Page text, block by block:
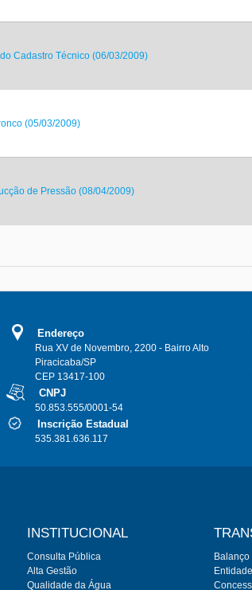
Cadastro Técnico (06/03/2009)
(05/03/2009)
de Pressão (08/04/2009)
Endereço
Rua XV de Novembro, 2200 - Bairro Alto
Piracicaba/SP
CEP 13417-100
CNPJ
50.853.555/0001-54
Inscrição Estadual
535.381.636.117
Balanço
INSTITUCIONAL
Consulta Pública
Alta Gestão
Qualidade da Água